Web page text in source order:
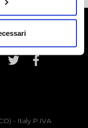
- Italy P.IVA